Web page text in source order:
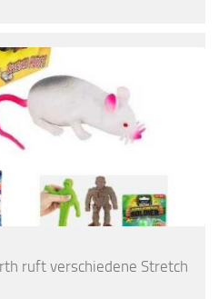
ruft verschiedene Stretch